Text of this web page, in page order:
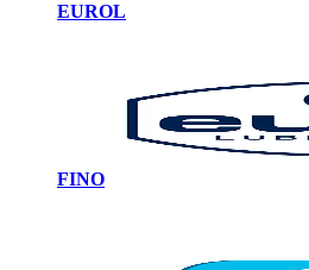
EUROL
FINO